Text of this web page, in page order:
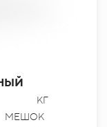
КГ
МЕШОК